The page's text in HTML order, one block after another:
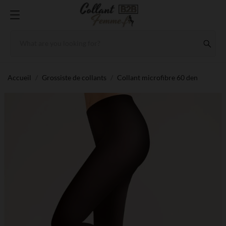
Accueil Grossiste de collants Collant microfibre 60 den